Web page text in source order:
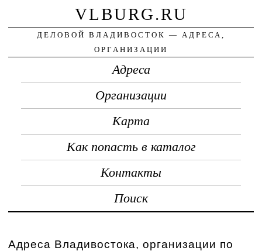
VLBURG.RU
ДЕЛОВОЙ ВЛАДИВОСТОК — АДРЕСА,
ОРГАНИЗАЦИИ
Адреса
Организации
Карта
Как попасть в каталог
Контакты
Поиск
Адреса Владивостока, организации по